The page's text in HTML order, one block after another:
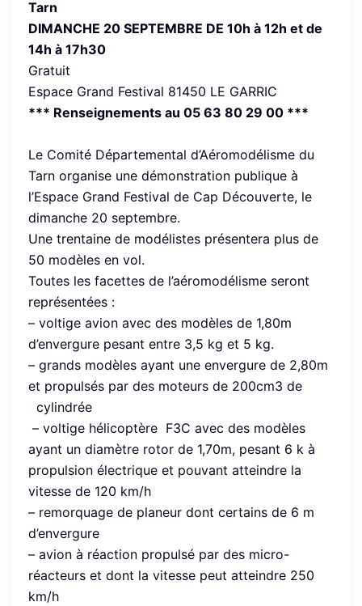
Tarn
DIMANCHE 20 SEPTEMBRE DE 10h à 12h et de
14h à 17h30
Gratuit
Espace Grand Festival 81450 LE GARRIC
*** Renseignements au 05 63 80 29 00 ***
Le Comité Départemental d’Aéromodélisme du
Tarn organise une démonstration publique à
l’Espace Grand Festival de Cap Découverte, le
dimanche 20 septembre.
Une trentaine de modélistes présentera plus de
50 modèles en vol.
Toutes les facettes de l’aéromodélisme seront
représentées :
– voltige avion avec des modèles de 1,80m
d’envergure pesant entre 3,5 kg et 5 kg.
– grands modèles ayant une envergure de 2,80m
et propulsés par des moteurs de 200cm3 de
cylindrée
– voltige hélicoptère F3C avec des modèles
ayant un diamètre rotor de 1,70m, pesant 6 k à
propulsion électrique et pouvant atteindre la
vitesse de 120 km/h
– remorquage de planeur dont certains de 6 m
d’envergure
– avion à réaction propulsé par des micro-
réacteurs et dont la vitesse peut atteindre 250
km/h